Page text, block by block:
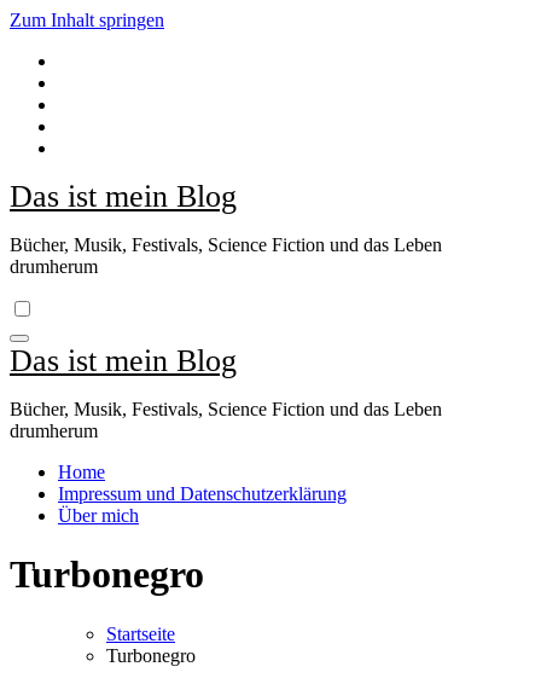
Zum Inhalt springen
Das ist mein Blog
Bücher, Musik, Festivals, Science Fiction und das Leben
drumherum
Das ist mein Blog
Bücher, Musik, Festivals, Science Fiction und das Leben
drumherum
Home
Impressum und Datenschutzerklärung
Über mich
Turbonegro
Startseite
Turbonegro